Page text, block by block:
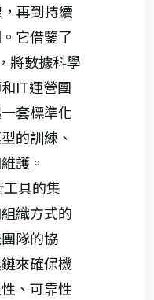
再到持續
它借鑒了
將數據科學
IT運營團
套標準化
的訓練、
護。
具的集
織方式的
隊的協
來確保機
、可靠性